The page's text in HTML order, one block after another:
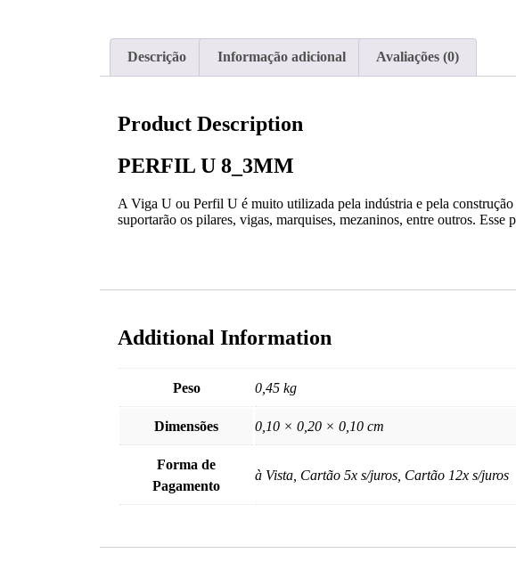
Descrição Informação adicional Avaliações (0)
Product Description
PERFIL U 8_3MM
A Viga U ou Perfil U é muito utilizada pela indústria e pela
suportarão os pilares, vigas, marquises, mezaninos, entre outros.
Additional Information
Peso 0,45 kg
Dimensões 0,10 × 0,20 × 0,10 cm
Forma de
Pagamento
à Vista, Cartão 5x s/juros, Cartão 12x s/juros